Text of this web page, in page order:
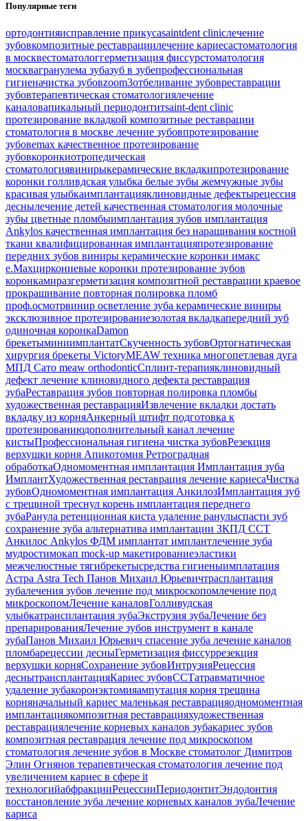
Популярные теги
ортодонтияисправление прикусаsaintdent clinicлечение
зубовкомпозитные реставрациилечение кариесастоматология
в москвестоматологгерметизация фиссурстоматология
москвагранулема зубазуб в зубепрофессиональная
гигиеначистка зубовzoom3отбеливание зубовреставрации
зубовтерапевтическая стоматологиялечение
каналовапикальный периодонтитsaint-dent clinic
протезирование вкладкой композитные реставрации
стоматология в москве лечение зубовпротезирование
зубовemax качественное протезирование
зубовкоронкиотропедическая
стоматологиявинирыкерамические вкладкипротезирование
коронки голливдская улыбка белые зубы жемчужные зубы
красивая улыбкаимплантацияклиновидные дефектырецессия
деснылечение детей качественная стоматология молочные
зубы цветные пломбыимплантация зубов имплантация
Ankylos качественная имплантация без наращивания костной
ткани квалифицированная имплантацияпротезирование
передних зубов виниры керамические коронки имакс
e.Maxциркониевые коронки протезирование зубов
коронкамиразгерметизация композитной реставрации краевое
прокрашивание повторная полировка пломб
проф.осмотрвинир осветление зуба керамические виниры
эксклюзивное протезированиезолотая вкладкапередний зуб
одиночная коронкаDamon
брекетыминиимплантатСкученность зубовОртогнатическая
хирургия брекеты VictoryMEAW техника многопетлевая дуга
МПД Сато meaw orthodonticСплинт-терапияклиновидный
дефект лечение клиновидного дефекта реставрация
зубаРеставрация зубов повторная полировка пломбы
художественная реставрацияИзвлечение вкладки достать
вкладку из корняАнкерный штифт подготовка к
протезированиюдополнительный канал лечение
кистыПрофессиональная гигиена чистка зубовРезекция
верхушки корня Апикотомия Ретроградная
обработкаОдномоментная имплантация Имплантация зуба
ИмплантХудожественная реставрация лечение кариесаЧистка
зубовОдномоментная имплантация АнкилозИмплантация зуб
с трещиной треснул корень имплантация переднего
зубаРанула ретенционная киста удаление ранулыспасти зуб
сохранение зуба альтернатива имплантации ЗКПД ССТ
Анкилос Ankylos ФДМ имплантат имплантлечение зуба
мудростимокап mock-up макетированиеэластики
межчелюстные тягибрекетысредства гигиеныимплатация
Астра Astra Tech Панов Михаил Юрьевичтрасплантация
зубалечения зубов лечение под микроскопомлечение под
микроскопомЛечение каналовГолливудская
улыбкатрансплантация зубаЭкструзия зубаЛечение без
препарированияЛечение зубов инструмент в канале
зубаПанов Михаил Юрьевич спасение зуба лечение каналов
пломбарецессии десныГерметизация фиссуррезекция
верхушки корняСохранение зубовИнтрузияРецессия
деснытрансплантацияКариес зубовССТатравматичное
удаление зубакоронэктомияампутация корня трещина
корняначальный кариес маленькая реставрацияодномоментная
имплантациякомпозитная реставрацияхудожественная
реставрациялечение корневых каналов зубакариес зубов
композитная реставрация лечение под микроскопом
стоматология лечение зубов в Москве стоматолог Димитров
Элин Огнянов терапевтическая стоматология лечение под
увеличением кариес в сфере it
технологийабфракцииРецессииПериодонтитЭндодонтия
восстановление зуба лечение корневых каналов зубаЛечение
кариса